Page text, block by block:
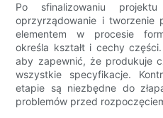
Po sfinalizowaniu
oprzyrządowanie i tworzenie
elementem w procesie
określa kształt i cechy
aby zapewnić, że produkuje
wszystkie specyfikacje.
etapie są niezbędne do
problemów przed